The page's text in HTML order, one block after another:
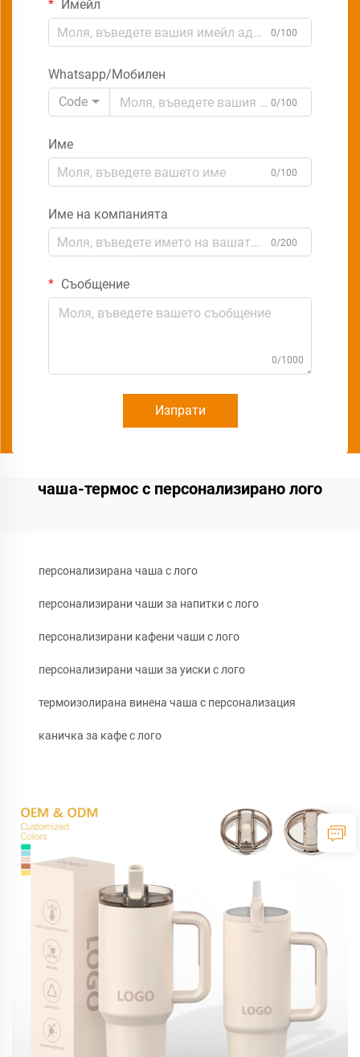
Имейл
0/100
Whatsapp/Мобилен
Code
0/100
Име
0/100
Име на компанията
0/200
Съобщение
0/1000
Изпрати
чаша-термос с персонализирано лого
персонализирана чаша с лого
персонализирани чаши за напитки с лого
персонализирани кафени чаши с лого
персонализирани чаши за уиски с лого
термоизолирана винена чаша с персонализация
каничка за кафе с лого